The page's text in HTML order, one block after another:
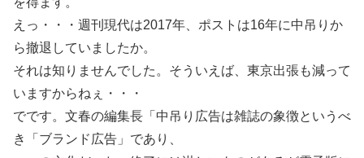
えっ・・・週刊現代は2017年、ポストは16年に中吊りか
ら撤退していましたか。
それは知りませんでした。そういえば、東京出張も減って
いますからねぇ・・・
でです。文春の編集長「中吊り広告は雑誌の象徴というべ
き「ブランド広告」であり、